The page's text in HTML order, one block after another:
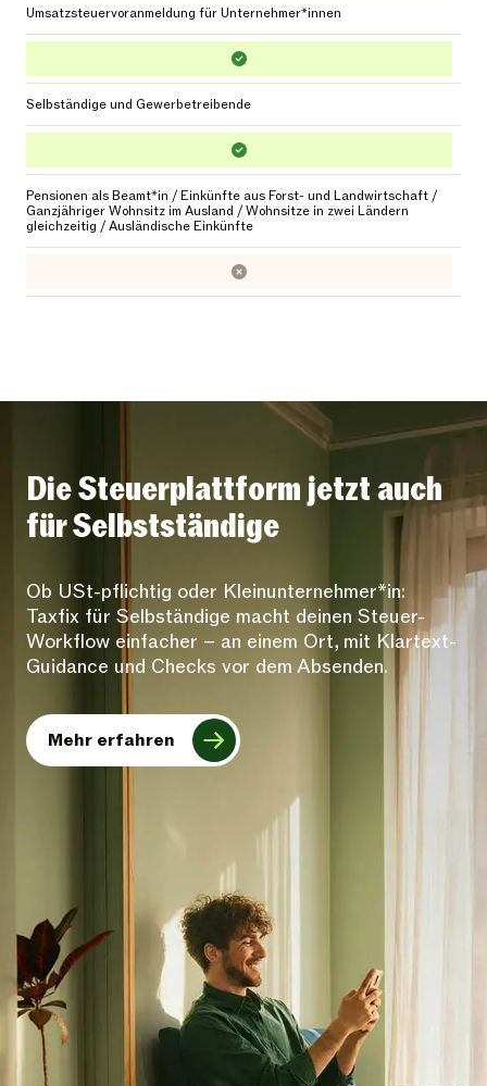
Umsatzsteuervoranmeldung für Unternehmer*innen
Selbständige und Gewerbetreibende
Pensionen als Beamt*in / Einkünfte aus Forst- und Landwirtschaft /
Ganzjähriger Wohnsitz im Ausland / Wohnsitze in zwei Ländern
gleichzeitig / Ausländische Einkünfte
Die Steuerplattform jetzt auch
für Selbstständige
Ob USt-pflichtig oder Kleinunternehmer*in:
Taxfix für Selbständige macht deinen Steuer-
Workflow einfacher – an einem Ort, mit Klartext-
Guidance und Checks vor dem Absenden.
Mehr erfahren